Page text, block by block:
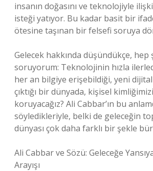
insanın doğasını ve teknolojiyle
isteği yatıyor. Bu kadar basit bir
ötesine taşınan bir felsefi soruya
Gelecek hakkında düşündükçe, hep
soruyorum: Teknolojinin hızla
her an bilgiye erişebildiği, yeni
çıktığı bir dünyada, kişisel
koruyacağız? Ali Cabbar’ın bu
söyledikleriyle, belki de geleceğin
dünyası çok daha farklı bir şekle
Ali Cabbar ve Sözü: Geleceğe
Arayışı